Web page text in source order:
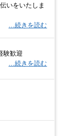
いをいたしま
…続きを読む
験歓迎
…続きを読む